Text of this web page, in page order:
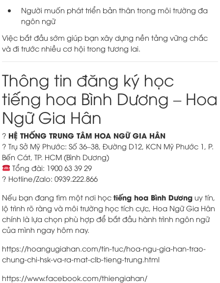
Người muốn phát triển bản thân trong môi trường đa
ngôn ngữ
Việc bắt đầu sớm giúp bạn xây dựng nền tảng vững chắc
và đi trước nhiều cơ hội trong tương lai.
Thông tin đăng ký học
tiếng hoa Bình Dương – Hoa
Ngữ Gia Hân
? HỆ THỐNG TRUNG TÂM HOA NGỮ GIA HÂN
? Trụ Sở Mỹ Phước: Số 36–38, Đường D12, KCN Mỹ Phước 1, P.
Bến Cát, TP. HCM (Bình Dương)
Tổng đài: 1900 63 39 29
? Hotline/Zalo: 0939.222.866
Nếu bạn đang tìm một nơi họctiếng hoa Bình Dương uy tín,
lộ trình rõ ràng và môi trường học tích cực, Hoa Ngữ Gia Hân
chính là lựa chọn phù hợp để bắt đầu hành trình ngôn ngữ
của mình ngay hôm nay.
https://hoangugiahan.com/tin-tuc/hoa-ngu-gia-han-trao-
chung-chi-hsk-va-ra-mat-clb-tieng-trung.html
https://www.facebook.com/thiengiahan/